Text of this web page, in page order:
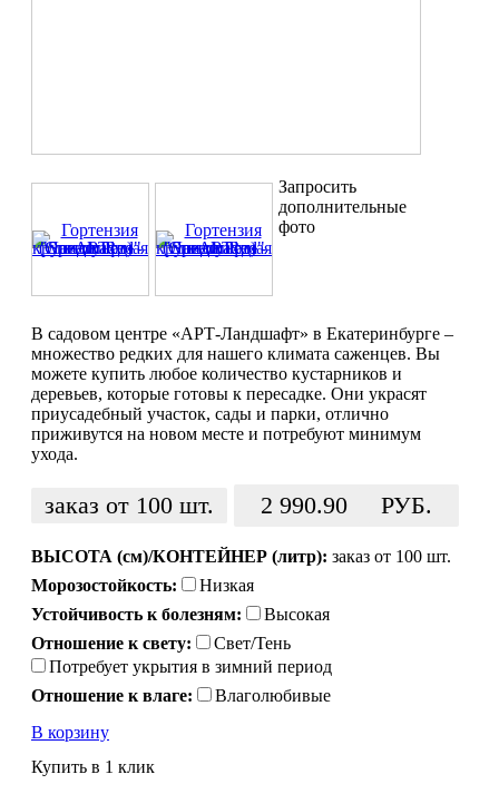
Запросить
дополнительные
фото
В садовом центре «АРТ-Ландшафт» в Екатеринбурге –
множество редких для нашего климата саженцев. Вы
можете купить любое количество кустарников и
деревьев, которые готовы к пересадке. Они украсят
приусадебный участок, сады и парки, отлично
приживутся на новом месте и потребуют минимум
ухода.
заказ от 100 шт. 2 990.90 РУБ.
ВЫСОТА (см)/КОНТЕЙНЕР (литр): заказ от 100 шт.
Морозостойкость:
Низкая
Устойчивость к болезням:
Высокая
Отношение к свету:
Свет/Тень
Потребует укрытия в зимний период
Отношение к влаге:
Влаголюбивые
В корзину
Купить в 1 клик